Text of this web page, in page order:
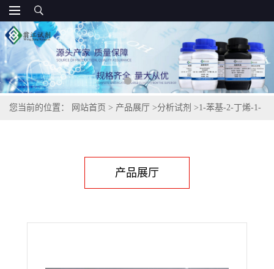
您当前的位置： 网站首页 > 产品展厅 >分析试剂 >1-苯基-2-丁烯-1-
产品展厅